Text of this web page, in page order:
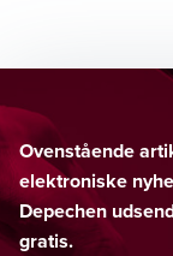
Ovenstående
elektroniske
Depechen
gratis.